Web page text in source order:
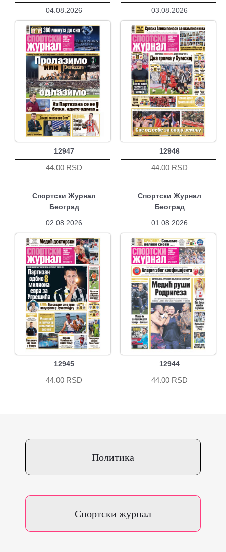
04.08.2026
12947
44.00 RSD
03.08.2026
12946
44.00 RSD
Спортски Журнал
Београд
02.08.2026
12945
44.00 RSD
Спортски Журнал
Београд
01.08.2026
12944
44.00 RSD
Политика
Спортски журнал